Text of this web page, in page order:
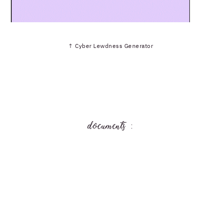
↑ Cyber Lewdness Generator
documents :